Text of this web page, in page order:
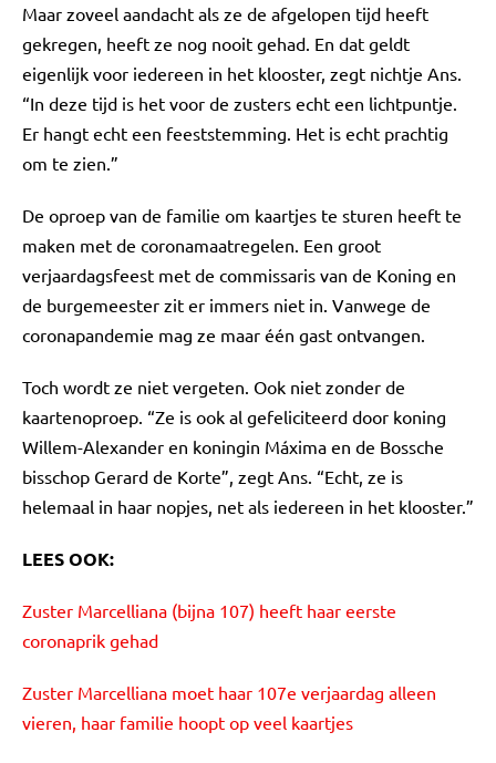
Maar zoveel aandacht als ze de afgelopen tijd heeft
gekregen, heeft ze nog nooit gehad. En dat geldt
eigenlijk voor iedereen in het klooster, zegt nichtje Ans.
“In deze tijd is het voor de zusters echt een lichtpuntje.
Er hangt echt een feeststemming. Het is echt prachtig
om te zien.”
De oproep van de familie om kaartjes te sturen heeft te
maken met de coronamaatregelen. Een groot
verjaardagsfeest met de commissaris van de Koning en
de burgemeester zit er immers niet in. Vanwege de
coronapandemie mag ze maar één gast ontvangen.
Toch wordt ze niet vergeten. Ook niet zonder de
kaartenoproep. “Ze is ook al gefeliciteerd door koning
Willem-Alexander en koningin Máxima en de Bossche
bisschop Gerard de Korte”, zegt Ans. “Echt, ze is
helemaal in haar nopjes, net als iedereen in het klooster.”
LEES OOK:
Zuster Marcelliana (bijna 107) heeft haar eerste
coronaprik gehad
Zuster Marcelliana moet haar 107e verjaardag alleen
vieren, haar familie hoopt op veel kaartjes